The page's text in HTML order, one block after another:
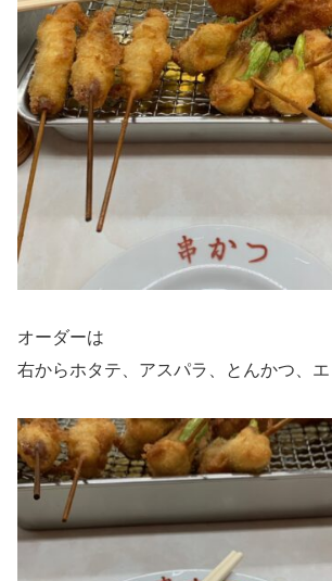
オーダーは
右からホタテ、アスパラ、とんかつ、エ